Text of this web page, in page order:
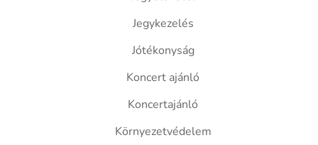
Jegykezelés
Jótékonyság
Koncert ajánló
Koncertajánló
Környezetvédelem